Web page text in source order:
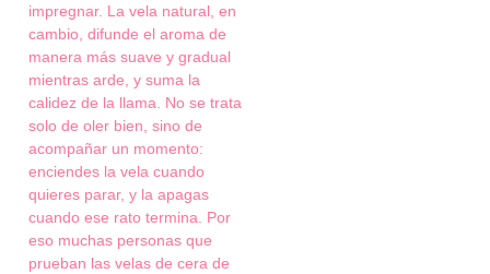
impregnar. La vela natural, en
cambio, difunde el aroma de
manera más suave y gradual
mientras arde, y suma la
calidez de la llama. No se trata
solo de oler bien, sino de
acompañar un momento:
enciendes la vela cuando
quieres parar, y la apagas
cuando ese rato termina. Por
eso muchas personas que
prueban las velas de cera de